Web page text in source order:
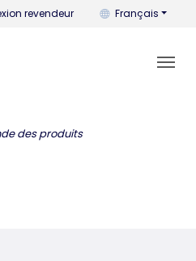
revendeur Vous pouvez
Français
des produits